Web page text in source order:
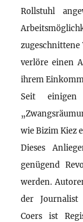
Rollstuhl
zugeschnittene
verlöre einen
ihrem
Seit einigen
wie Bizim Kiez
Dieses
genügend
werden.
der Journalist
Coers ist